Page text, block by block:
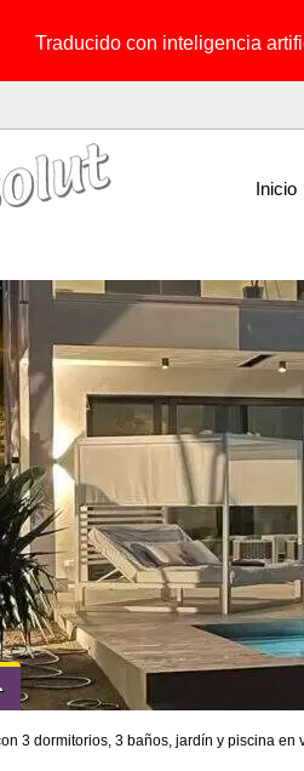
Traducido con inteligencia
Inicio
Todos los tipos
3 dormitorios, 3 baños, jardín y piscina en